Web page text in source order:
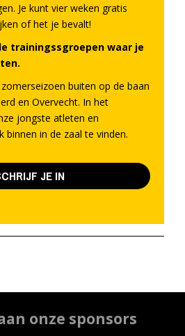
Je kunt vier weken gratis
of het je bevalt!
trainingssgroepen waar je
buiten op de baan
en Overvecht. In het
jongste atleten en
binnen in de zaal te vinden.
JE IN
onze sponsors